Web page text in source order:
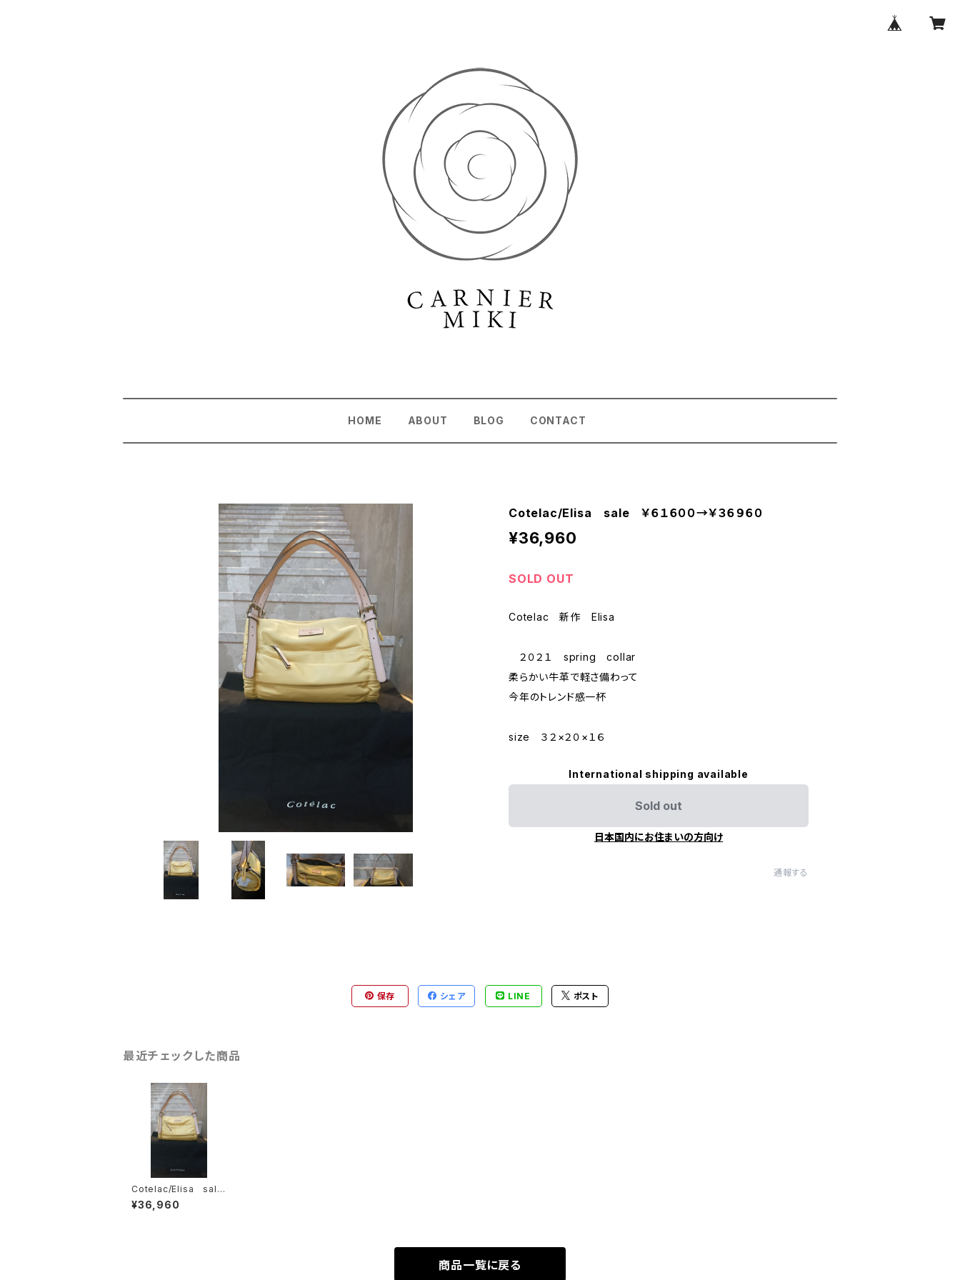
HOME ABOUT BLOG CONTACT
Cotelac/Elisa sale ￥６１６００→￥３６９６０
¥36,960
SOLD OUT
Cotelac 新作 Elisa
２０２１ spring collar
柔らかい牛革で軽さ備わって
今年のトレンド感一杯
size ３２×２０×１６
International shipping available
Sold out
日本国内にお住まいの方向け
通報する
保存 シェア LINE ポスト
最近チェックした商品
Cotelac/Elisa sale
￥６１６００→￥３６９
６０
¥36,960
商品一覧に戻る